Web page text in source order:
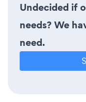
Undecided if
needs? We
need.